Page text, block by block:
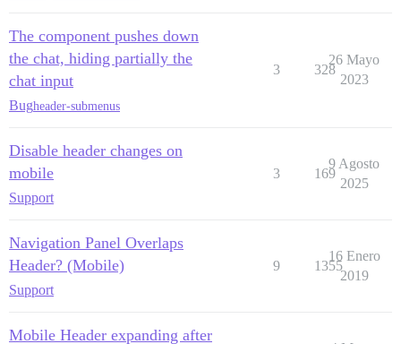
The component pushes down
the chat, hiding partially the
chat input
Bugheader-submenus
3 328
26 Mayo
2023
Disable header changes on
mobile
Support
3 169
9 Agosto
2025
Navigation Panel Overlaps
Header? (Mobile)
Support
9 1355
16 Enero
2019
Mobile Header expanding after